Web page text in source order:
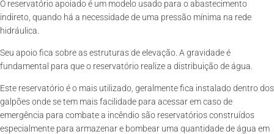
O reservatório apoiado é um modelo usado para o abastecimento
indireto, quando há a necessidade de uma pressão mínima na rede
hidráulica.
Seu apoio fica sobre as estruturas de elevação. A gravidade é
fundamental para que o reservatório realize a distribuição de água.
Este reservatório é o mais utilizado, geralmente fica instalado dentro dos
galpões onde se tem mais facilidade para acessar em caso de
emergência para combate a incêndio são reservatórios construídos
especialmente para armazenar e bombear uma quantidade de água em